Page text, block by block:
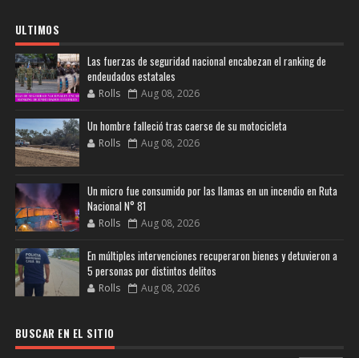
ULTIMOS
Las fuerzas de seguridad nacional encabezan el ranking de
endeudados estatales
Rolls Aug 08, 2026
Un hombre falleció tras caerse de su motocicleta
Rolls Aug 08, 2026
Un micro fue consumido por las llamas en un incendio en Ruta
Nacional N° 81
Rolls Aug 08, 2026
En múltiples intervenciones recuperaron bienes y detuvieron a
5 personas por distintos delitos
Rolls Aug 08, 2026
BUSCAR EN EL SITIO